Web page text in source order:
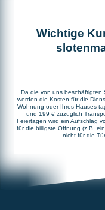
Wichtige
Da die von uns beschäftigten
werden die Kosten für die
Wohnung oder Ihres Hauses
und 199 € zuzüglich
Feiertagen wird ein Aufschlag
für die billigste Öffnung (z.B.
nicht für die